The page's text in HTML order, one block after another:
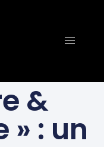
&
» : un